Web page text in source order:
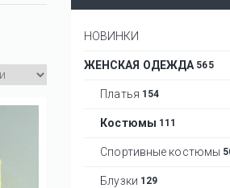
НОВИНКИ
ЖЕНСКАЯ ОДЕЖДА 565
Платья 154
Костюмы 111
Спортивные костюмы
Блузки 129